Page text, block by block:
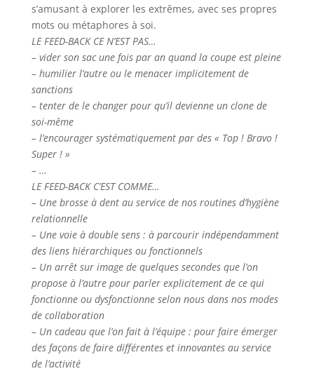
s’amusant à explorer les extrêmes, avec ses propres
mots ou métaphores à soi.
LE FEED-BACK CE N’EST PAS…
– vider son sac une fois par an quand la coupe est pleine
– humilier l’autre ou le menacer implicitement de
sanctions
– tenter de le changer pour qu’il devienne un clone de
soi-même
– l’encourager systématiquement par des « Top ! Bravo !
Super ! »
– …
LE FEED-BACK C’EST COMME…
– Une brosse à dent au service de nos routines d’hygiène
relationnelle
– Une voie à double sens : à parcourir indépendamment
des liens hiérarchiques ou fonctionnels
– Un arrêt sur image de quelques secondes que l’on
propose à l’autre pour parler explicitement de ce qui
fonctionne ou dysfonctionne selon nous dans nos modes
de collaboration
– Un cadeau que l’on fait à l’équipe : pour faire émerger
des façons de faire différentes et innovantes au service
de l’activité